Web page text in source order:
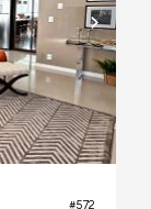
#572